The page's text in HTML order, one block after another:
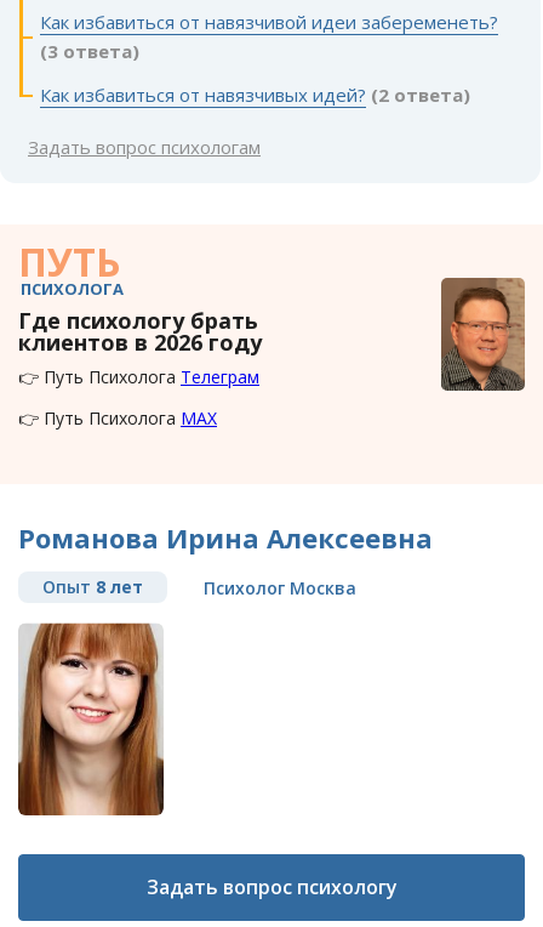
Как избавиться от навязчивой идеи забеременеть?
(3 ответа)
Как избавиться от навязчивых идей? (2 ответа)
Задать вопрос психологам
ПУТЬ
ПСИХОЛОГА
Где психологу брать
клиентов в 2026 году
👉 Путь Психолога Телеграм
👉 Путь Психолога MAX
Романова Ирина Алексеевна
Опыт 8 лет Психолог Москва
Задать вопрос психологу